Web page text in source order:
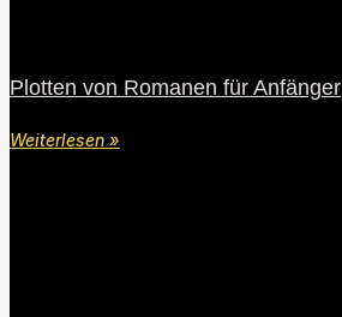
Plotten von Romanen für Anfänger
Weiterlesen »